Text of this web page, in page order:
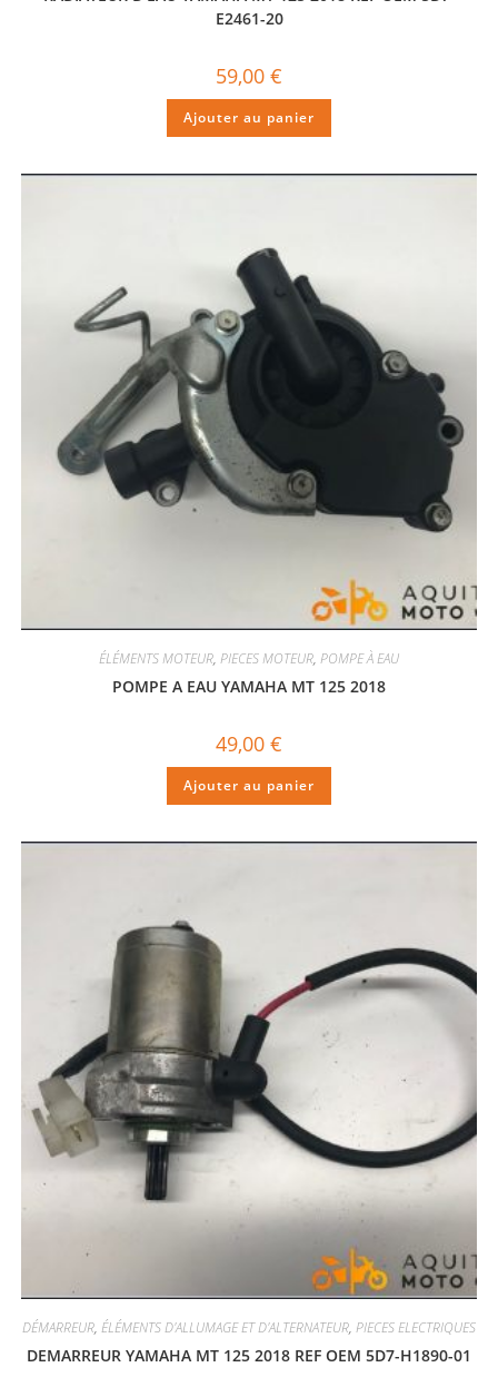
E2461-20
59,00 €
Ajouter au panier
ÉLÉMENTS MOTEUR, PIECES MOTEUR, POMPE À EAU
POMPE A EAU YAMAHA MT 125 2018
49,00 €
Ajouter au panier
DÉMARREUR, ÉLÉMENTS D'ALLUMAGE ET D'ALTERNATEUR, PIECES ELECTRIQUES
DEMARREUR YAMAHA MT 125 2018 REF OEM 5D7-H1890-01